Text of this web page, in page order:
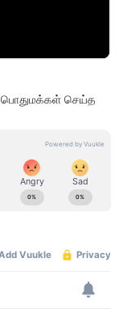
பொதுமக்கள் செய்த